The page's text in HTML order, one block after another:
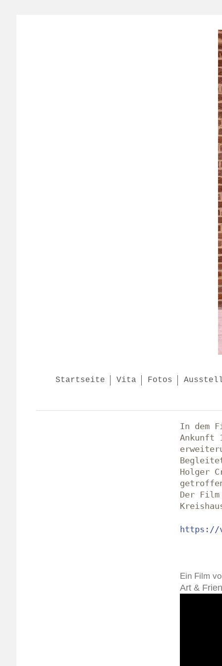
Startseite Vita Fotos
In dem
Ankunft
Holger
Der
https://
Ein Film
Art &